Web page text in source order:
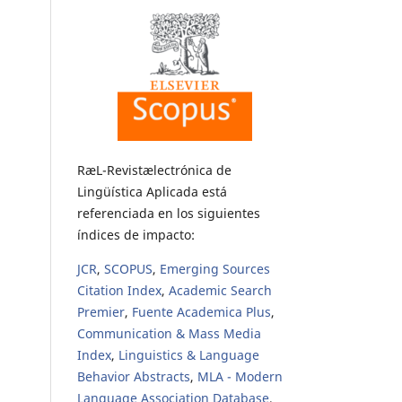
RæL-Revistælectrónica de
Lingüística Aplicada está
referenciada en los siguientes
índices de impacto:
JCR, SCOPUS, Emerging Sources
Citation Index, Academic Search
Premier, Fuente Academica Plus,
Communication & Mass Media
Index, Linguistics & Language
Behavior Abstracts, MLA - Modern
Language Association Database,